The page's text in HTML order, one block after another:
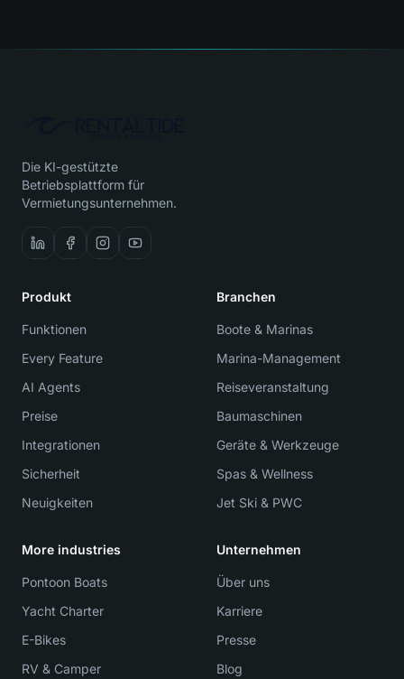
Die KI-gestützte
Betriebsplattform für
Vermietungsunternehmen.
Produkt
Funktionen
Every Feature
AI Agents
Preise
Integrationen
Sicherheit
Neuigkeiten
Branchen
Boote & Marinas
Marina-Management
Reiseveranstaltung
Baumaschinen
Geräte & Werkzeuge
Spas & Wellness
Jet Ski & PWC
More industries
Pontoon Boats
Yacht Charter
E-Bikes
RV & Camper
Unternehmen
Über uns
Karriere
Presse
Blog